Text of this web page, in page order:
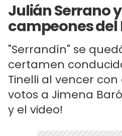
Julián Serrano
campeones del
"Serrandín" se
certamen
Tinelli al vencer con
votos a Jimena
y el video!